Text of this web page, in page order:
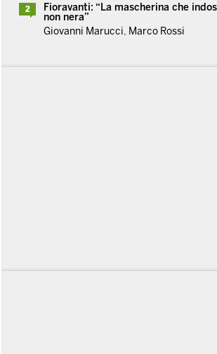
2
Fioravanti: “La mascherina che
non nera”
Giovanni Marucci, Marco Rossi